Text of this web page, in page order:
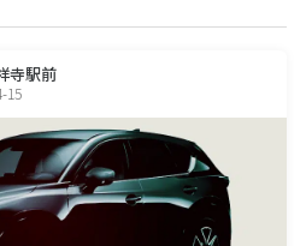
寺駅前
15